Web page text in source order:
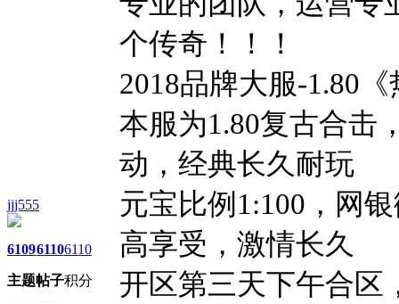
jjj555
6109
主题
6110
帖子
6110
积分
个传奇！！！
2018品牌大服-1.80
本服为1.80复古合击
动，经典长久耐玩
元宝比例1:100，网
高享受，激情长久
开区第三天下午合区